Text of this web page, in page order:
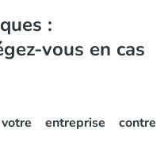
:
vous en cas
entreprise contre